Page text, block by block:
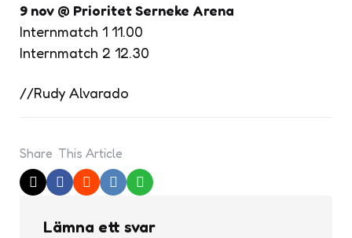
9 nov @ Prioritet Serneke Arena
Internmatch 1 11.00
Internmatch 2 12.30
//Rudy Alvarado
Share This Article
Lämna ett svar